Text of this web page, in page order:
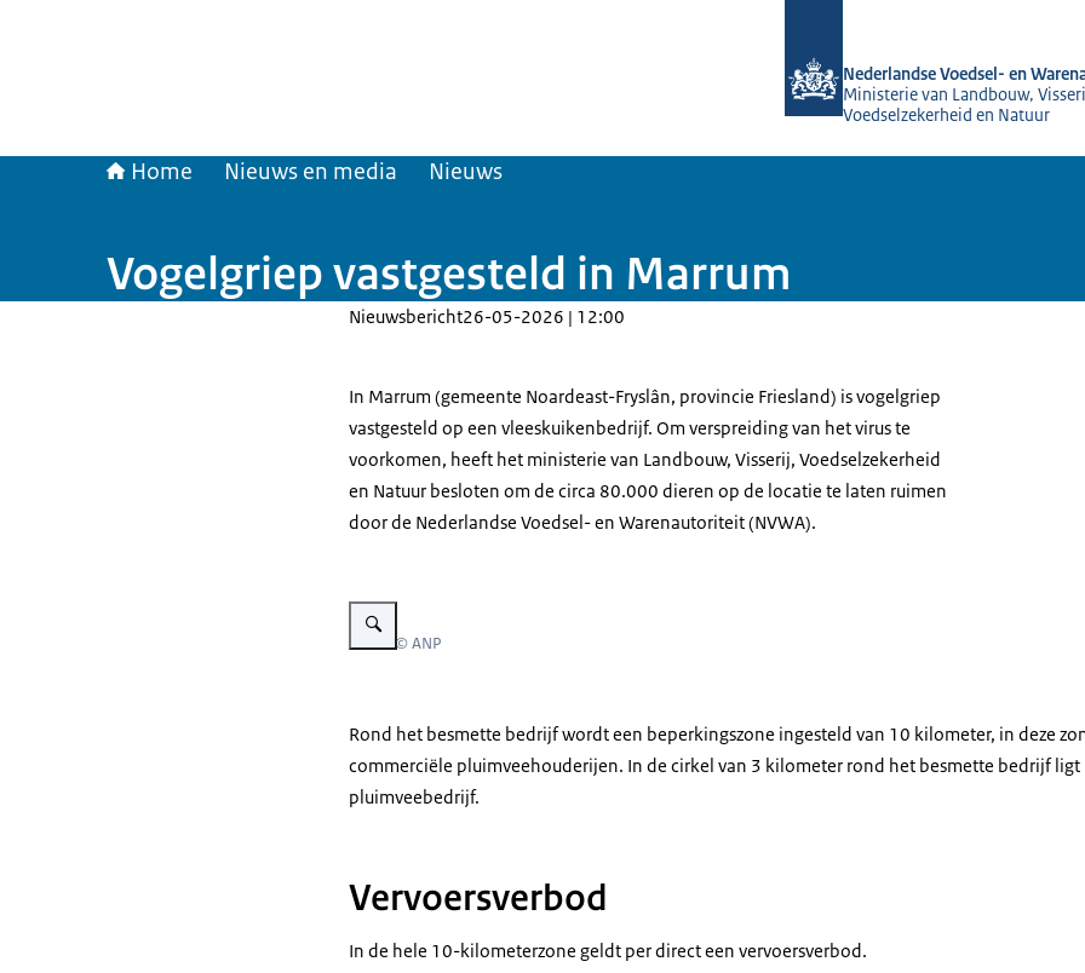
Nederlandse Voedsel- en
Ministerie van Landbouw,
Voedselzekerheid en Natuur
Home Nieuws en media Nieuws
Vogelgriep vastgesteld in Marrum
Nieuwsbericht26-05-2026 | 12:00
In Marrum (gemeente Noardeast-Fryslân, provincie Friesland) is vogelgriep
vastgesteld op een vleeskuikenbedrijf. Om verspreiding van het virus te
voorkomen, heeft het ministerie van Landbouw, Visserij, Voedselzekerheid
en Natuur besloten om de circa 80.000 dieren op de locatie te laten ruimen
door de Nederlandse Voedsel- en Warenautoriteit (NVWA).
Vergroot afbeelding Vleeskuikens in binnenverblijf
Beeld: © ANP
Rond het besmette bedrijf wordt een beperkingszone ingesteld van 10 kilometer, in deze
commerciële pluimveehouderijen. In de cirkel van 3 kilometer rond het besmette bedrijf
pluimveebedrijf.
Vervoersverbod
In de hele 10-kilometerzone geldt per direct een vervoersverbod.